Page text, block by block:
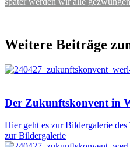
Weitere Beiträge
Der Zukunftskonvent in
Hier geht es zur Bildergalerie des
zur Bildergalerie